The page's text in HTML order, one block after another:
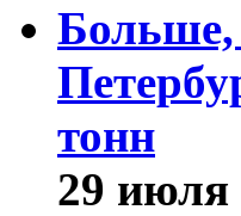
Больше,
тонн
29 июля